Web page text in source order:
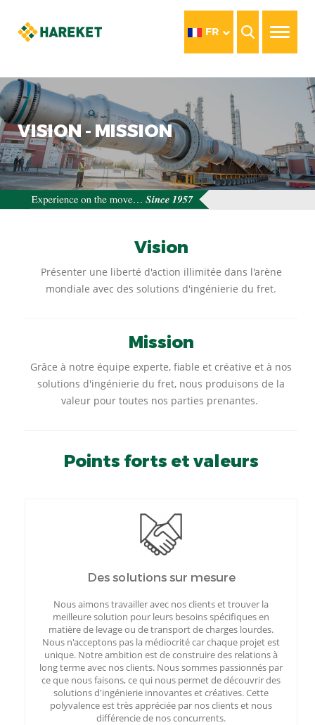
FR
VISION - MISSION
Vision
Présenter une liberté d'action illimitée dans l'arène
mondiale avec des solutions d'ingénierie du fret.
Mission
Grâce à notre équipe experte, fiable et créative et à nos
solutions d'ingénierie du fret, nous produisons de la
valeur pour toutes nos parties prenantes.
Points forts et valeurs
Des solutions sur mesure
Nous aimons travailler avec nos clients et trouver la
meilleure solution pour leurs besoins spécifiques en
matière de levage ou de transport de charges lourdes.
Nous n'acceptons pas la médiocrité car chaque projet est
unique. Notre ambition est de construire des relations à
long terme avec nos clients. Nous sommes passionnés par
ce que nous faisons, ce qui nous permet de découvrir des
solutions d'ingénierie innovantes et créatives. Cette
polyvalence est très appréciée par nos clients et nous
différencie de nos concurrents.